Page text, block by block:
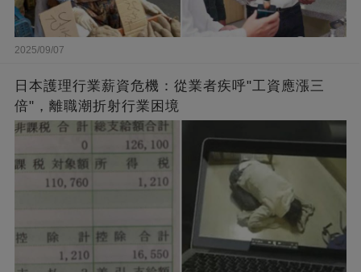
2025/09/07
日本護理行業薪資危機：從業者疾呼"工資應漲三
倍"，離職潮折射行業困境